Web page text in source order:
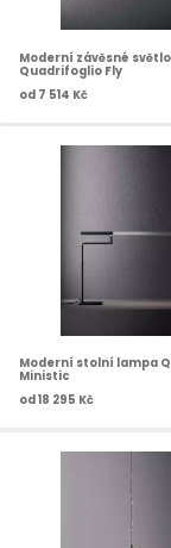
Moderní závěsné světlo
Quadrifoglio Fly
od 7 514 Kč
Moderní stolní lampa
Ministic
od 18 295 Kč